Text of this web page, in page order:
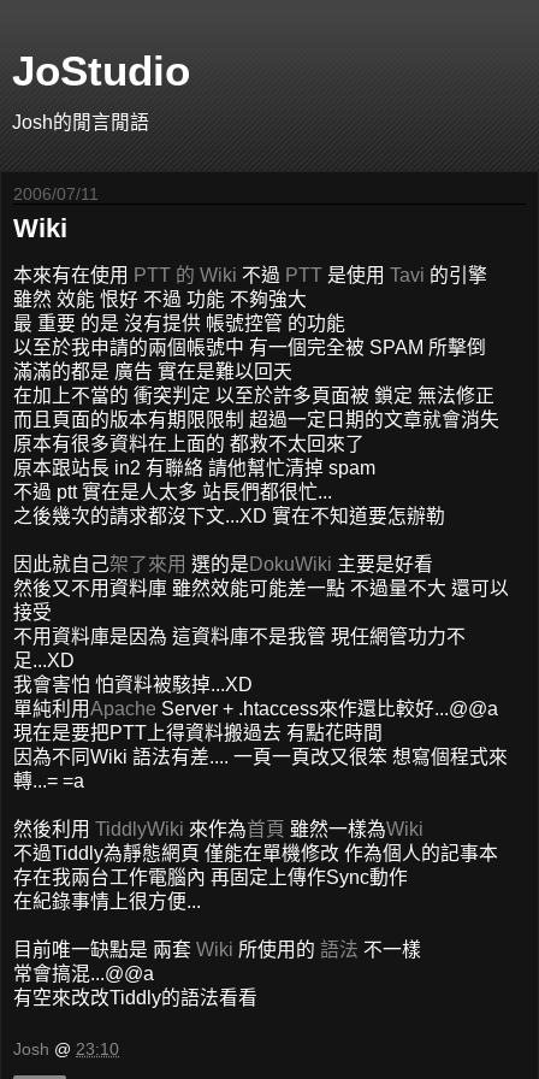
JoStudio
Josh的閒言閒語
2006/07/11
Wiki
本來有在使用 PTT 的 Wiki 不過 PTT 是使用 Tavi 的引擎
雖然 效能 恨好 不過 功能 不夠強大
最 重要 的是 沒有提供 帳號控管 的功能
以至於我申請的兩個帳號中 有一個完全被 SPAM 所擊倒
滿滿的都是 廣告 實在是難以回天
在加上不當的 衝突判定 以至於許多頁面被 鎖定 無法修正
而且頁面的版本有期限限制 超過一定日期的文章就會消失
原本有很多資料在上面的 都救不太回來了
原本跟站長 in2 有聯絡 請他幫忙清掉 spam
不過 ptt 實在是人太多 站長們都很忙...
之後幾次的請求都沒下文...XD 實在不知道要怎辦勒
因此就自己架了來用 選的是 DokuWiki 主要是好看
然後又不用資料庫 雖然效能可能差一點 不過量不大 還可以
接受
不用資料庫是因為 這資料庫不是我管 現任網管功力不
足...XD
我會害怕 怕資料被駭掉...XD
單純利用Apache Server + .htaccess來作還比較好...@@a
現在是要把PTT上得資料搬過去 有點花時間
因為不同Wiki 語法有差.... 一頁一頁改又很笨 想寫個程式來
轉...= =a
然後利用 TiddlyWiki 來作為首頁 雖然一樣為Wiki
不過Tiddly為靜態網頁 僅能在單機修改 作為個人的記事本
存在我兩台工作電腦內 再固定上傳作Sync動作
在紀錄事情上很方便...
目前唯一缺點是 兩套 Wiki 所使用的 語法 不一樣
常會搞混...@@a
有空來改改Tiddly的語法看看
Josh @ 23:10